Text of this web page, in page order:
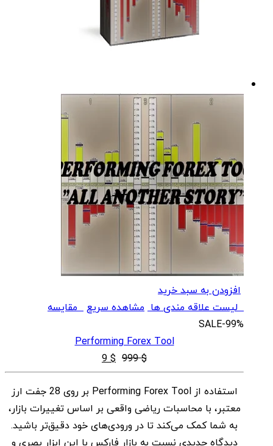
افزودن به سبد خرید
لیست علاقه مندی ها مشاهده سریعمقایسه
SALE-99%
Performing Forex Tool
$
999
قیمت
اصلی
$ 999
بود.
$
9 قیمت
فعلی
$ 9
است.
استفاده از Performing Forex Tool بر روی 28 جفت ارز
معتبر، با محاسبات ریاضی واقعی بر اساس تغییرات بازار،
به شما کمک می‌کند تا در ورودی‌های خود دقیق‌تر باشید.